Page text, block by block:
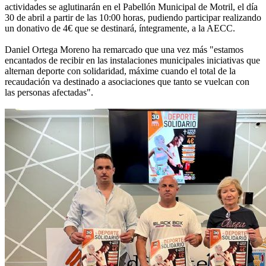
actividades se aglutinarán en el Pabellón Municipal de Motril, el día
30 de abril a partir de las 10:00 horas, pudiendo participar realizando
un donativo de 4€ que se destinará, íntegramente, a la AECC.
Daniel Ortega Moreno ha remarcado que una vez más "estamos
encantados de recibir en las instalaciones municipales iniciativas que
alternan deporte con solidaridad, máxime cuando el total de la
recaudación va destinado a asociaciones que tanto se vuelcan con
las personas afectadas".